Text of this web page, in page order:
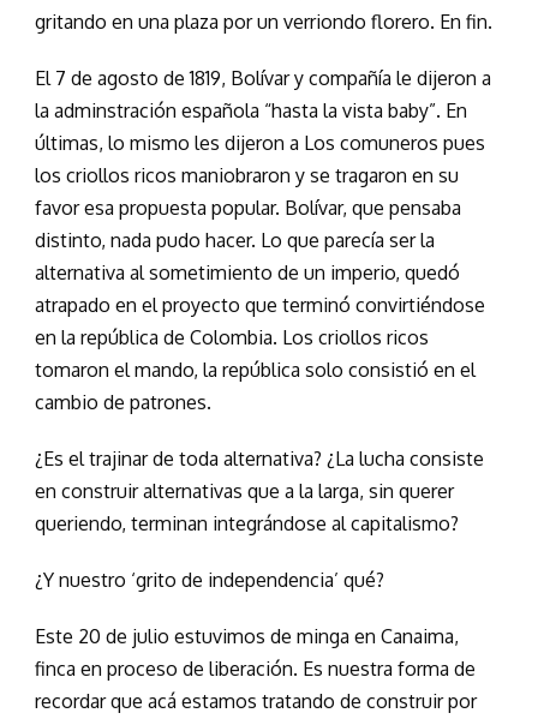
gritando en una plaza por un verriondo florero. En fin.
El 7 de agosto de 1819, Bolívar y compañía le dijeron a
la adminstración española “hasta la vista baby”. En
últimas, lo mismo les dijeron a Los comuneros pues
los criollos ricos maniobraron y se tragaron en su
favor esa propuesta popular. Bolívar, que pensaba
distinto, nada pudo hacer. Lo que parecía ser la
alternativa al sometimiento de un imperio, quedó
atrapado en el proyecto que terminó convirtiéndose
en la república de Colombia. Los criollos ricos
tomaron el mando, la república solo consistió en el
cambio de patrones.
¿Es el trajinar de toda alternativa? ¿La lucha consiste
en construir alternativas que a la larga, sin querer
queriendo, terminan integrándose al capitalismo?
¿Y nuestro ‘grito de independencia’ qué?
Este 20 de julio estuvimos de minga en Canaima,
finca en proceso de liberación. Es nuestra forma de
recordar que acá estamos tratando de construir por